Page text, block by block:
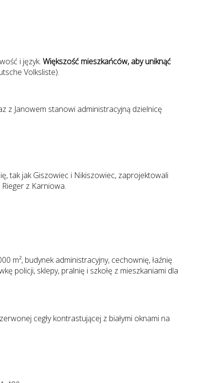
i język.Większość mieszkańców, aby uniknąć
Volksliste).
z Janowem stanowi administracyjną dzielnicę
tak jak Giszowiec i Nikiszowiec, zaprojektowali
z Karniowa.
m², budynek administracyjny, cechownię, łaźnię
policji, sklepy, pralnię i szkołę z mieszkaniami dla
cegły kontrastującej z białymi oknami na